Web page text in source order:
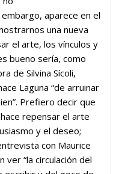
aparece en el
una nueva
el arte, los vínculos y
bueno sería, como
de Silvina Sícoli,
Laguna “de arruinar
Prefiero decir que
repensar el arte
y el deseo;
con Maurice
“la circulación del